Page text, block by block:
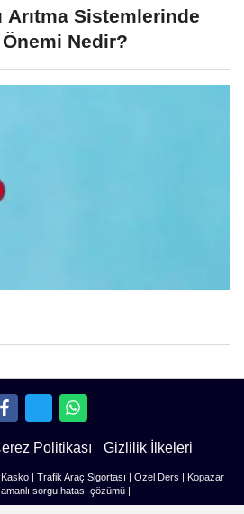
Sistemlerinde
Nedir?
Politikası Gizlilik İlkeleri
| Trafik Araç Sigortası Özel Ders
Kopazar
sorgu hatası çözümü|